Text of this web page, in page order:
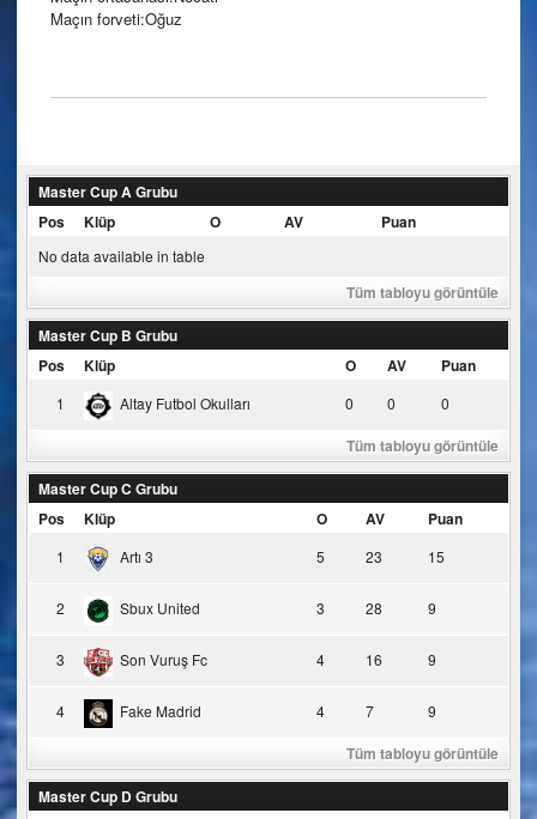
Maçın forveti:Oğuz
Master Cup A Grubu
Pos
Klüp O AV Puan
No data available in table
Tüm tabloyu görüntüle
Master Cup B Grubu
Pos
Klüp O AV Puan
1 Altay Futbol Okulları 0 0 0
Tüm tabloyu görüntüle
Master Cup C Grubu
Pos
Klüp O AV Puan
1 Artı 3 5 23 15
2 Sbux United 3 28 9
3 Son Vuruş Fc 4 16 9
4 Fake Madrid 4 7 9
Tüm tabloyu görüntüle
Master Cup D Grubu